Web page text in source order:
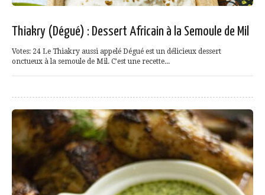
Thiakry (Dégué) : Dessert Africain à la Semoule de Mil
Votes: 24 Le Thiakry aussi appelé Dégué est un délicieux dessert
onctueux à la semoule de Mil. C’est une recette...